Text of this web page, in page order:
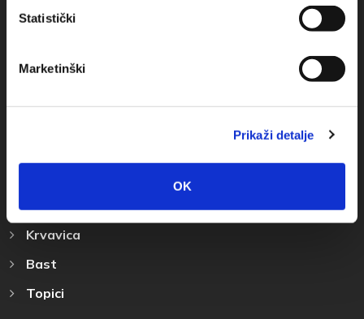
Statistički
Marketinški
Prikaži detalje
OK
Destinazione
Krvavica
Bast
Topici